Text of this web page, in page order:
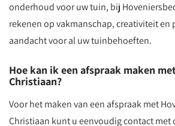
onderhoud voor uw tuin, bij
rekenen op vakmanschap, creativiteit en
aandacht voor al uw tuinbehoeften.
Hoe kan ik een afspraak maken
Christiaan?
Voor het maken van een afspraak met
Christiaan kunt u eenvoudig contact met